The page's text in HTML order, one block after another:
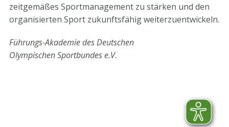
zeitgemäßes Sportmanagement zu stärken und den
organisierten Sport zukunftsfähig weiterzuentwickeln.
Führungs-Akademie des Deutschen
Olympischen Sportbundes e.V.